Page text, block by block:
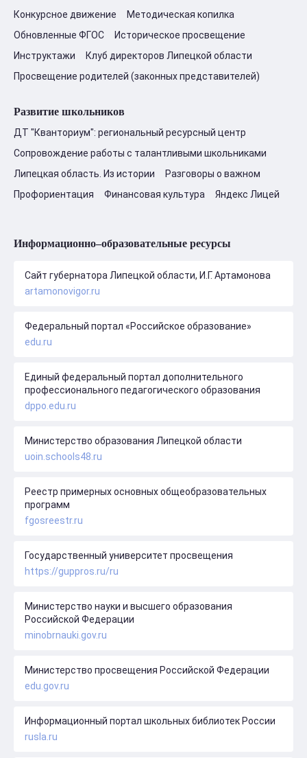
Конкурсное движение
Методическая копилка
Обновленные ФГОС
Историческое просвещение
Инструктажи
Клуб директоров Липецкой области
Просвещение родителей (законных представителей)
Развитие школьников
ДТ "Кванториум": региональный ресурсный центр
Сопровождение работы с талантливыми школьниками
Липецкая область. Из истории
Разговоры о важном
Профориентация
Финансовая культура Яндекс Лицей
Информационно–образовательные ресурсы
Сайт губернатора Липецкой области, И.Г. Артамонова
artamonovigor.ru
Федеральный портал «Российское образование»
edu.ru
Единый федеральный портал дополнительного
профессионального педагогического образования
dppo.edu.ru
Министерство образования Липецкой области
uoin.schools48.ru
Реестр примерных основных общеобразовательных
программ
fgosreestr.ru
Государственный университет просвещения
https://guppros.ru/ru
Министерство науки и высшего образования
Российской Федерации
minobrnauki.gov.ru
Министерство просвещения Российской Федерации
edu.gov.ru
Информационный портал школьных библиотек России
rusla.ru